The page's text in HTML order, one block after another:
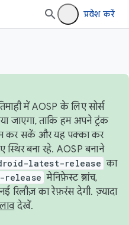
प्रवेश करें
में AOSP के लिए सोर्स
जाएगा, ताकि हम अपने ट्रंक
कर सकें और यह पक्का कर
बना रहे. AOSP बनाने
latest-release का
मेनिफ़ेस्ट ब्रांच,
रिलीज़ का रेफ़रंस देगी. ज़्यादा
देखें.